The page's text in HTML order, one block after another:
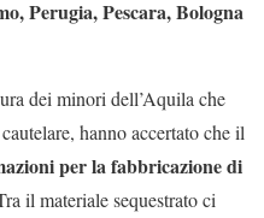
Perugia, Pescara, Bologna
dei minori dell’Aquila che
hanno accertato che il
per la fabbricazione di
il materiale sequestrato ci